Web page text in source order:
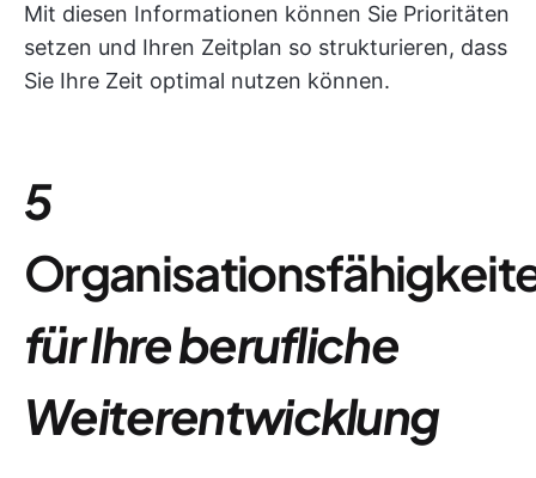
Mit diesen Informationen können Sie Prioritäten
setzen und Ihren Zeitplan so strukturieren, dass
Sie Ihre Zeit optimal nutzen können.
5
für Ihre berufliche
Weiterentwicklung